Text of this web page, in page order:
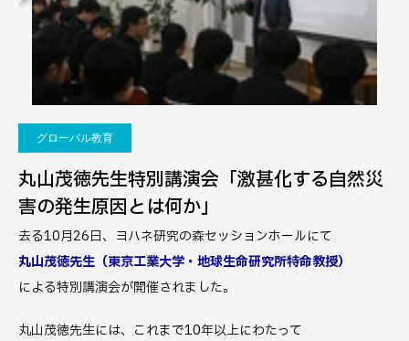
グローバル教育
丸山茂徳先生特別講演会「激甚化する自然災
害の発生原因とは何か」
去る10月26日、ヨハネ研究の森セッションホールにて
丸山茂徳先生（東京工業大学・地球生命研究所特命教授）
による特別講演会が開催されました。
丸山茂徳先生には、これまで10年以上にわたって